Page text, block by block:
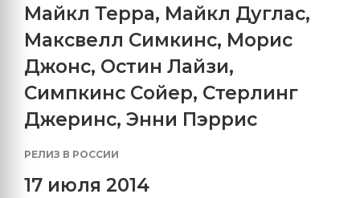
Майкл Терра, Майкл Дуглас,
Максвелл Симкинс, Морис
Джонс, Остин Лайзи,
Симпкинс Сойер, Стерлинг
Джеринс, Энни Пэррис
РЕЛИЗ В РОССИИ
17 июля 2014